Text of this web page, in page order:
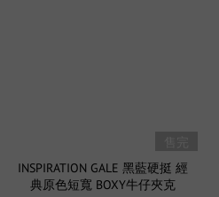
INSPIRATION GALE 黑藍硬挺 經
典原色短寬 BOXY牛仔夾克